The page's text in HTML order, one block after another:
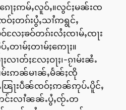
ေႃႈဢမ်ႇလူဝ်ႇ။လွင်ႈမၼ်းၸ
ဝ်ႈတၵ်းပွႆႇသၢႆဢရွင်ႇ
လႄႈၶဝ်တၵ်းလႆႈၸၢမ်ႇၸႃး
တၢမ်ႈတၢမ်ႈဢေႃႈ။
လၢတ်ႈလႄႈဝႃႈ၊-ၵႂၢမ်းၼႆႉ
မ်းဢၼ်မၢၼ်ႇမႅၼ်ႈၸို
ႉၽြႃးပဵၼ်ၸဝ်ႈဢၼ်ဢုပ်ႉပိူင်ႇ
င်းလၢႆၼၼ်ႉပွႆႇၸႂ်ႉတ